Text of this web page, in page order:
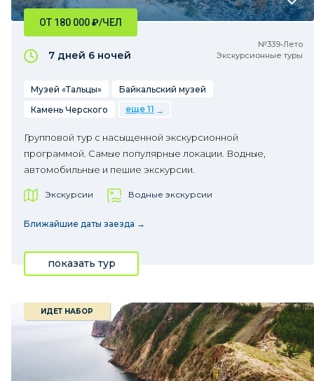
№339•Лето
Экскурсионные туры
ОТ 180 000₽/ЧЕЛ
7 дней 6 ночей
Музей «Тальцы»
Байкальский музей
Камень Черского
еще 11
Групповой тур с насыщенной экскурсионной
программой. Самые популярные локации. Водные,
автомобильные и пешие экскурсии.
Экскурсии Водные экскурсии
Ближайшие даты заезда →
показать тур
ИДЕТ НАБОР